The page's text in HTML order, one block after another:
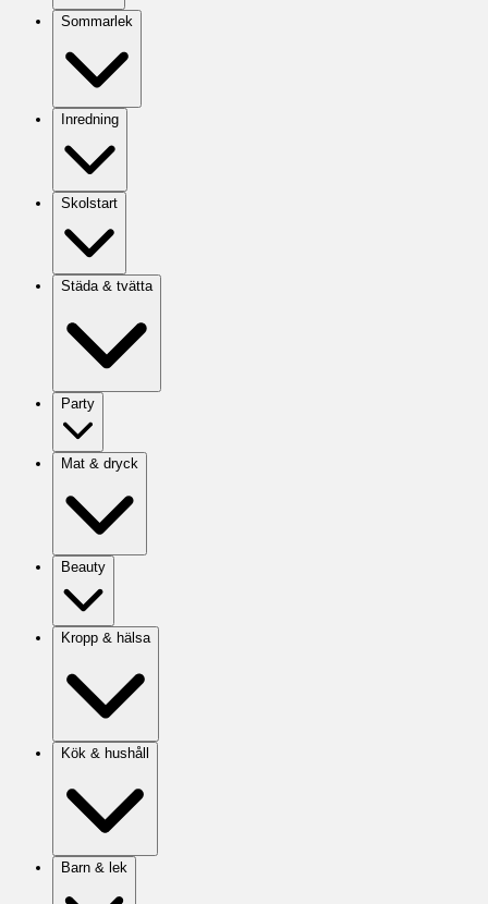
Sommarlek
Inredning
Skolstart
Städa & tvätta
Party
Mat & dryck
Beauty
Kropp & hälsa
Kök & hushåll
Barn & lek